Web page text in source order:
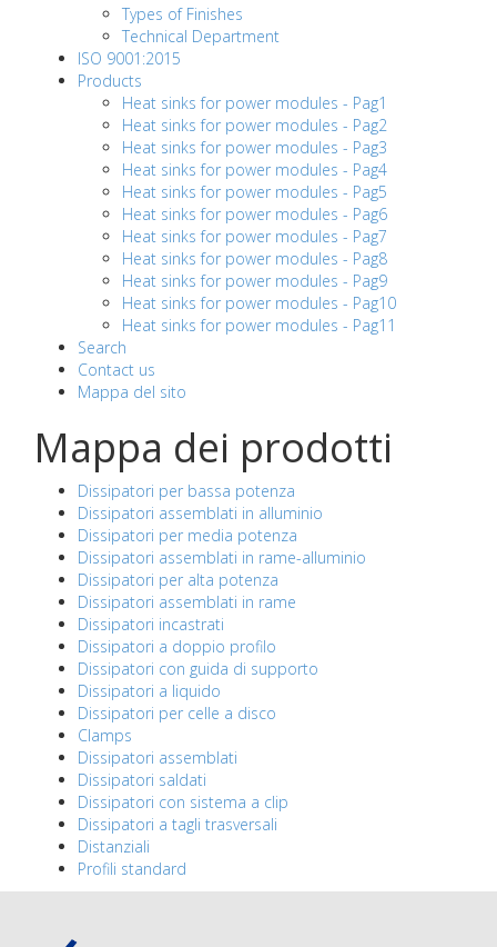
Types of Finishes
Technical Department
ISO 9001:2015
Products
Heat sinks for power modules - Pag1
Heat sinks for power modules - Pag2
Heat sinks for power modules - Pag3
Heat sinks for power modules - Pag4
Heat sinks for power modules - Pag5
Heat sinks for power modules - Pag6
Heat sinks for power modules - Pag7
Heat sinks for power modules - Pag8
Heat sinks for power modules - Pag9
Heat sinks for power modules - Pag10
Heat sinks for power modules - Pag11
Search
Contact us
Mappa del sito
Mappa dei prodotti
Dissipatori per bassa potenza
Dissipatori assemblati in alluminio
Dissipatori per media potenza
Dissipatori assemblati in rame-alluminio
Dissipatori per alta potenza
Dissipatori assemblati in rame
Dissipatori incastrati
Dissipatori a doppio profilo
Dissipatori con guida di supporto
Dissipatori a liquido
Dissipatori per celle a disco
Clamps
Dissipatori assemblati
Dissipatori saldati
Dissipatori con sistema a clip
Dissipatori a tagli trasversali
Distanziali
Profili standard